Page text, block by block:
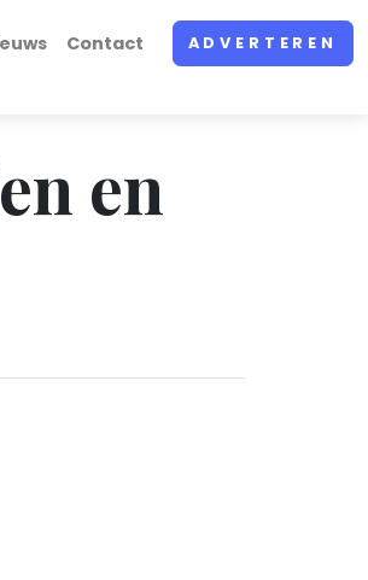
Contact ADVERTEREN
en